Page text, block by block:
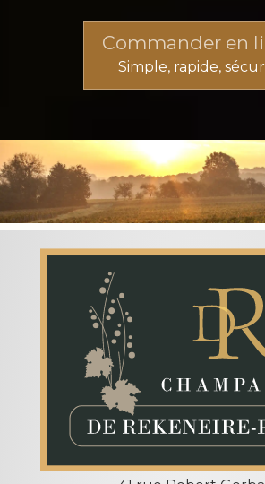
Commander en
Simple, rapide,